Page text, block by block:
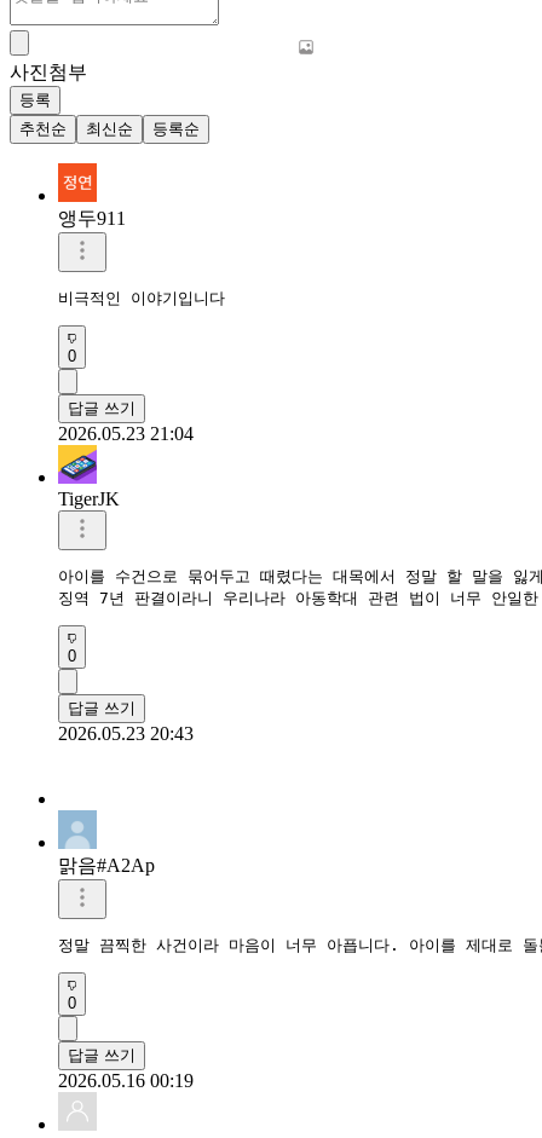
사진첨부
등록
추천순
최신순 등록순
앵두911
비극적인 이야기입니다
0
답글 쓰기
2026.05.23 21:04
TigerJK
아이를 수건으로 묶어두고 때렸다는 대목에서 정말 할 말을
징역 7년 판결이라니 우리나라 아동학대 관련 법이 너무 안
0
답글 쓰기
2026.05.23 20:43
맑음#A2Ap
정말 끔찍한 사건이라 마음이 너무 아픕니다. 아이를 제대로
0
답글 쓰기
2026.05.16 00:19